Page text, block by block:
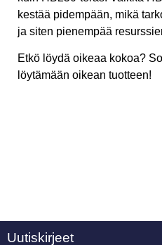
kestää pidempään, mikä
ja siten pienempää
Etkö löydä oikeaa kokoa?
löytämään oikean tuotteen!
Uutiskirjeet